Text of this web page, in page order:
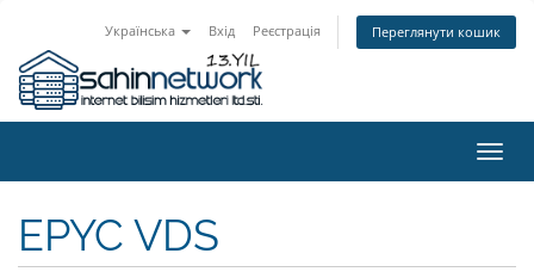
Українська Вхід Реєстрація Переглянути кошик
EPYC VDS